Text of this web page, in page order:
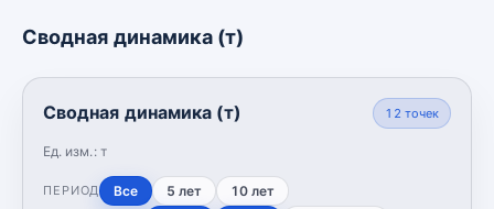
Сводная динамика (т)
Сводная динамика (т)
Ед. изм.: т
12 точек
ПЕРИОД Все 5 лет 10 лет